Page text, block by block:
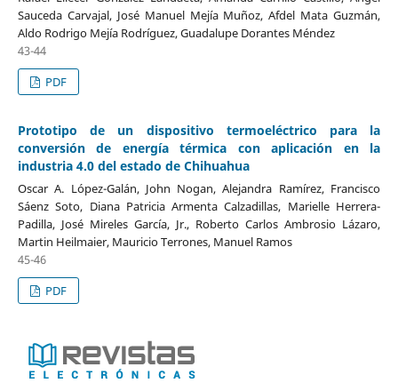
Sauceda Carvajal, José Manuel Mejía Muñoz, Afdel Mata Guzmán,
Aldo Rodrigo Mejía Rodríguez, Guadalupe Dorantes Méndez
43-44
PDF
Prototipo de un dispositivo termoeléctrico para la
conversión de energía térmica con aplicación en la
industria 4.0 del estado de Chihuahua
Oscar A. López-Galán, John Nogan, Alejandra Ramírez, Francisco
Sáenz Soto, Diana Patricia Armenta Calzadillas, Marielle Herrera-
Padilla, José Mireles García, Jr., Roberto Carlos Ambrosio Lázaro,
Martin Heilmaier, Mauricio Terrones, Manuel Ramos
45-46
PDF